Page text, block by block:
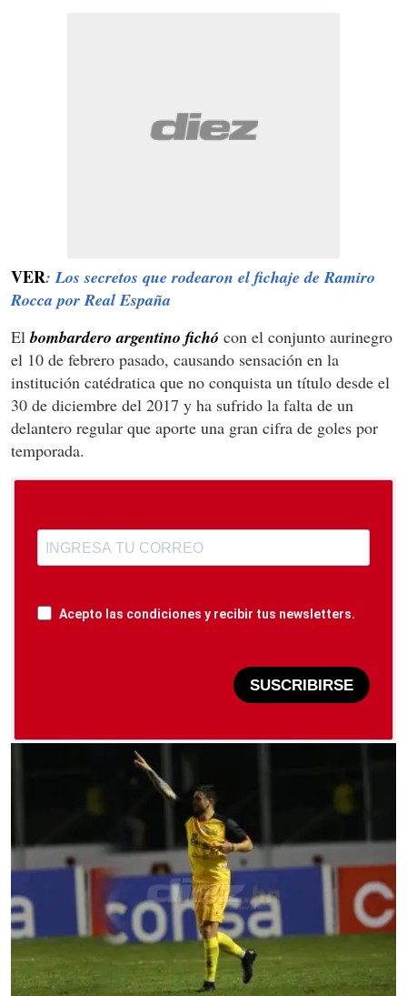
VER: Los secretos que rodearon el fichaje de Ramiro
Rocca por Real España
Elbombardero argentino fichó con el conjunto aurinegro
el 10 de febrero pasado, causando sensación en la
institución catédratica que no conquista un título desde el
30 de diciembre del 2017 y ha sufrido la falta de un
delantero regular que aporte una gran cifra de goles por
temporada.
Acepto las condiciones y recibir tus newsletters.
SUSCRIBIRSE